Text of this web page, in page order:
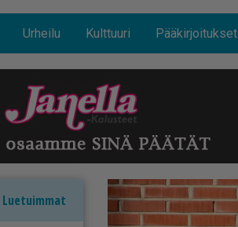
Urheilu Kulttuuri Pääkirjoitukset
Luetuimmat